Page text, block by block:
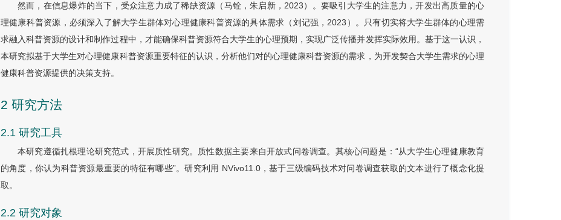
然而，在信息爆炸的当下，受众注意力成了稀缺资源（马铨，朱启新，2023）。要吸引大学生的注意力，开发出高质量的心
理健康科普资源，必须深入了解大学生群体对心理健康科普资源的具体需求（刘记强，2023）。只有切实将大学生群体的心理需
求融入科普资源的设计和制作过程中，才能确保科普资源符合大学生的心理预期，实现广泛传播并发挥实际效用。基于这一认识，
本研究拟基于大学生对心理健康科普资源重要特征的认识，分析他们对的心理健康科普资源的需求，为开发契合大学生需求的心理
健康科普资源提供的决策支持。
2 研究方法
2.1 研究工具
本研究遵循扎根理论研究范式，开展质性研究。质性数据主要来自开放式问卷调查。其核心问题是：“从大学生心理健康教育
的角度，你认为科普资源最重要的特征有哪些”。研究利用 NVivo11.0，基于三级编码技术对问卷调查获取的文本进行了概念化提
取。
2.2 研究对象